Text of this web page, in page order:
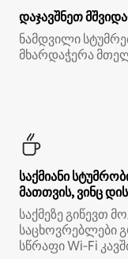
დაჯავშნეთ
ნამდვილი
მხარდაჭერა
საქმიანი
მათთვის, ვინც
საქმეზე გიწევთ
საცხოვრებლები
სწრაფი Wi‑Fi